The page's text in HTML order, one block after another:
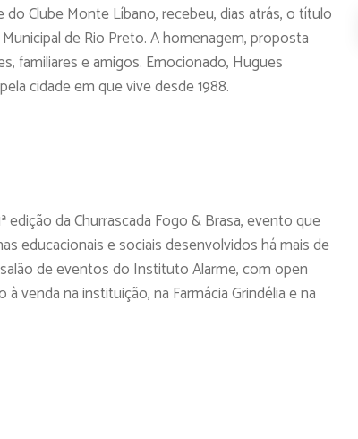
Clube Monte Líbano, recebeu, dias atrás, o título
de Rio Preto. A homenagem, proposta
familiares e amigos. Emocionado, Hugues
cidade em que vive desde 1988.
da Churrascada Fogo & Brasa, evento que
educacionais e sociais desenvolvidos há mais de
de eventos do Instituto Alarme, com open
venda na instituição, na Farmácia Grindélia e na